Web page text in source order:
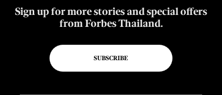
Sign up for more stories and special offers
from Forbes Thailand.
SUBSCRIBE